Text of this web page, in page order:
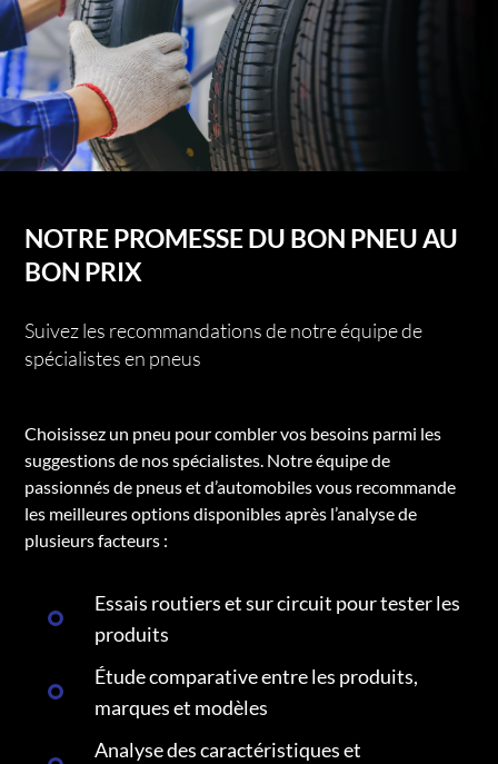
NOTRE PROMESSE DU BON PNEU AU
BON PRIX
Suivez les recommandations de notre équipe de
spécialistes en pneus
Choisissez un pneu pour combler vos besoins parmi les
suggestions de nos spécialistes. Notre équipe de
passionnés de pneus et d’automobiles vous recommande
les meilleures options disponibles après l’analyse de
plusieurs facteurs :
Essais routiers et sur circuit pour tester les
produits
Étude comparative entre les produits,
marques et modèles
Analyse des caractéristiques et